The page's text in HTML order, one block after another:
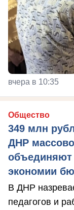
вчера в 10:35
Общество
349 млн
ДНР
экономии
В ДНР
педагогов и